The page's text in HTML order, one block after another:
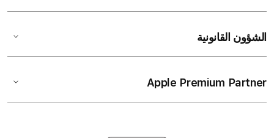
الشؤون القانونية
Apple Premium Partner